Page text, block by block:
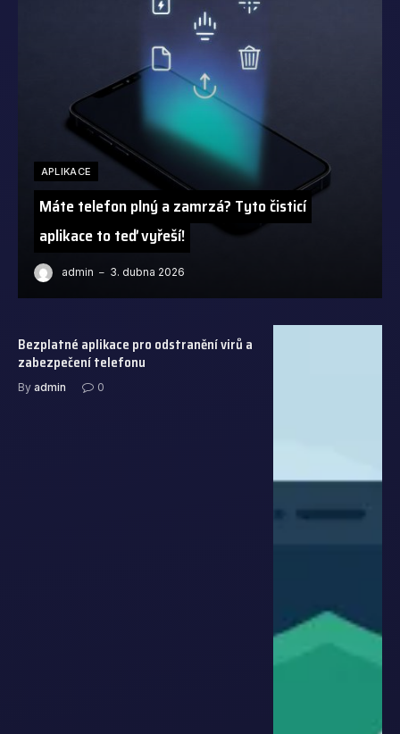
APLIKACE
Máte telefon plný a zamrzá? Tyto čisticí
aplikace to teď vyřeší!
admin 3. dubna 2026
Bezplatné aplikace pro odstranění virů a
zabezpečení telefonu
By admin 0